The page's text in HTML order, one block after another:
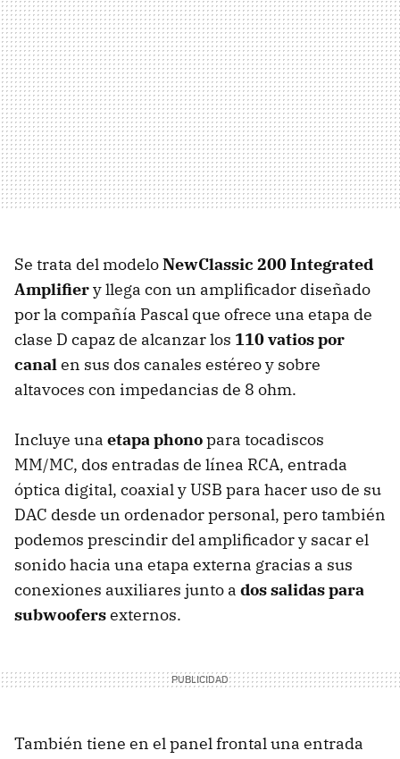
Se trata del modeloNewClassic 200 Integrated
Amplifiery llega con un amplificador diseñado
por la compañía Pascal que ofrece una etapa de
clase D capaz de alcanzar los 110 vatios por
canalen sus dos canales estéreo y sobre
altavoces con impedancias de 8 ohm.
Incluye una etapa phonopara tocadiscos
MM/MC, dos entradas de línea RCA, entrada
óptica digital, coaxial y USB para hacer uso de su
DAC desde un ordenador personal, pero también
podemos prescindir del amplificador y sacar el
sonido hacia una etapa externa gracias a sus
conexiones auxiliares junto a dos salidas para
subwoofersexternos.
También tiene en el panel frontal una entrada